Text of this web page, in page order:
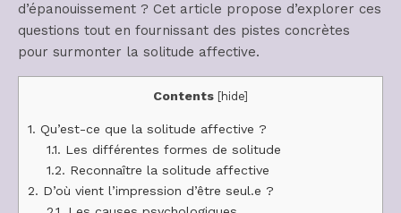
d’épanouissement ? Cet article propose d’explorer ces
questions tout en fournissant des pistes concrètes
pour surmonter la solitude affective.
Contents [hide]
1. Qu’est-ce que la solitude affective ?
1.1. Les différentes formes de solitude
1.2. Reconnaître la solitude affective
2. D’où vient l’impression d’être seul.e ?